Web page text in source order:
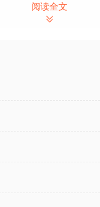
阅读全文